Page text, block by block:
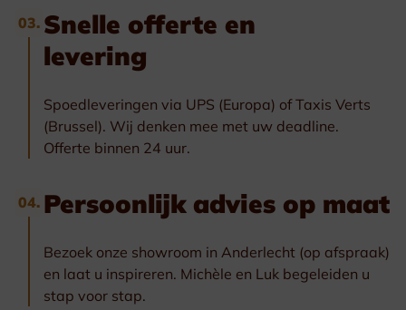
03. Snelle offerte en
levering
Spoedleveringen via UPS (Europa) of Taxis Verts
(Brussel). Wij denken mee met uw deadline.
Offerte binnen 24 uur.
04. Persoonlijk advies op maat
Bezoek onze showroom in Anderlecht (op afspraak)
en laat u inspireren. Michèle en Luk begeleiden u
stap voor stap.